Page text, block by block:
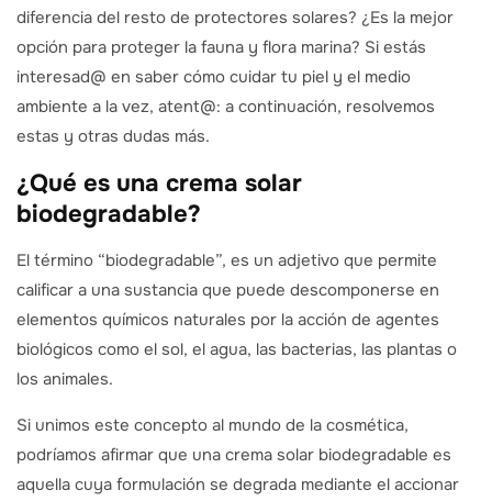
diferencia del resto de protectores solares? ¿Es la mejor
opción para proteger la fauna y flora marina? Si estás
interesad@ en saber cómo cuidar tu piel y el medio
ambiente a la vez, atent@: a continuación, resolvemos
estas y otras dudas más.
¿Qué es una crema solar
biodegradable?
El término “biodegradable”, es un adjetivo que permite
calificar a una sustancia que puede descomponerse en
elementos químicos naturales por la acción de agentes
biológicos como el sol, el agua, las bacterias, las plantas o
los animales.
Si unimos este concepto al mundo de la cosmética,
podríamos afirmar que una crema solar biodegradable es
aquella cuya formulación se degrada mediante el accionar